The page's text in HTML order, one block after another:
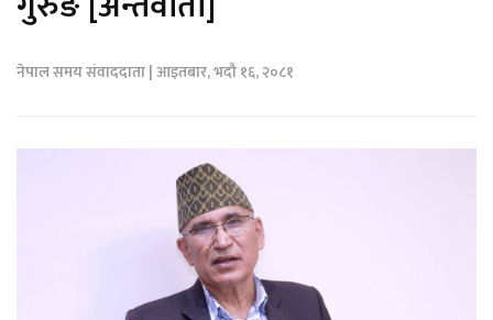
नेपाल समय संवाददाता | आइतबार, भदौ १६, २०८१